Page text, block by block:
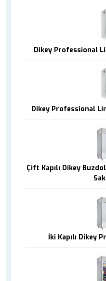
Dikey Professional
Dikey Professional
Çift Kapılı Dikey
İki Kapılı Dikey